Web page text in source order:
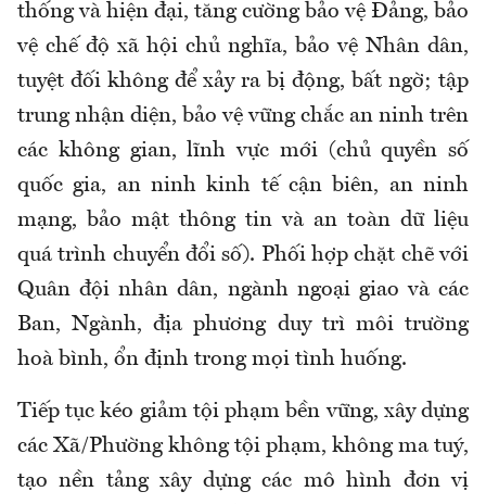
thống và hiện đại, tăng cường bảo vệ Đảng, bảo
vệ chế độ xã hội chủ nghĩa, bảo vệ Nhân dân,
tuyệt đối không để xảy ra bị động, bất ngờ; tập
trung nhận diện, bảo vệ vững chắc an ninh trên
các không gian, lĩnh vực mới (chủ quyền số
quốc gia, an ninh kinh tế cận biên, an ninh
mạng, bảo mật thông tin và an toàn dữ liệu
quá trình chuyển đổi số). Phối hợp chặt chẽ với
Quân đội nhân dân, ngành ngoại giao và các
Ban, Ngành, địa phương duy trì môi trường
hoà bình, ổn định trong mọi tình huống.
Tiếp tục kéo giảm tội phạm bền vững, xây dựng
các Xã/Phường không tội phạm, không ma tuý,
tạo nền tảng xây dựng các mô hình đơn vị